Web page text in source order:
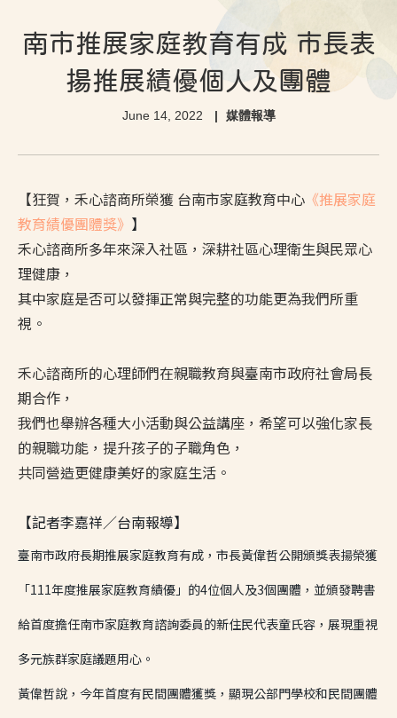
南市推展家庭教育有成 市長表
揚推展績優個人及團體
June 14, 2022 媒體報導
【狂賀，禾心諮商所榮獲 台南市家庭教育中心 《推展家庭
教育績優團體獎》 】
禾心諮商所多年來深入社區，深耕社區心理衛生與民眾心
理健康，
其中家庭是否可以發揮正常與完整的功能更為我們所重
視。
禾心諮商所的心理師們在親職教育與臺南市政府社會局長
期合作，
我們也舉辦各種大小活動與公益講座，希望可以強化家長
的親職功能，提升孩子的子職角色，
共同營造更健康美好的家庭生活。
【記者李嘉祥／台南報導】
臺南市政府長期推展家庭教育有成，市長黃偉哲公開頒獎表揚榮獲
「111年度推展家庭教育績優」的4位個人及3個團體，並頒發聘書
給首度擔任南市家庭教育諮詢委員的新住民代表童氏容，展現重視
多元族群家庭議題用心。
黃偉哲說，今年首度有民間團體獲獎，顯現公部門學校和民間團體